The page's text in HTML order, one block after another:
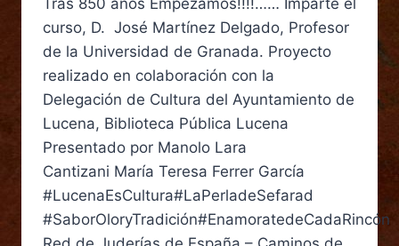
curso, D. José Martínez Delgado, Profesor
de la Universidad de Granada. Proyecto
realizado en colaboración con la
Delegación de Cultura del Ayuntamiento de
Lucena, Biblioteca Pública Lucena
Presentado por Manolo Lara
Cantizani María Teresa Ferrer García
#LucenaEsCultura#LaPerladeSefarad
#SaborOloryTradición#EnamoratedeCadaRincón